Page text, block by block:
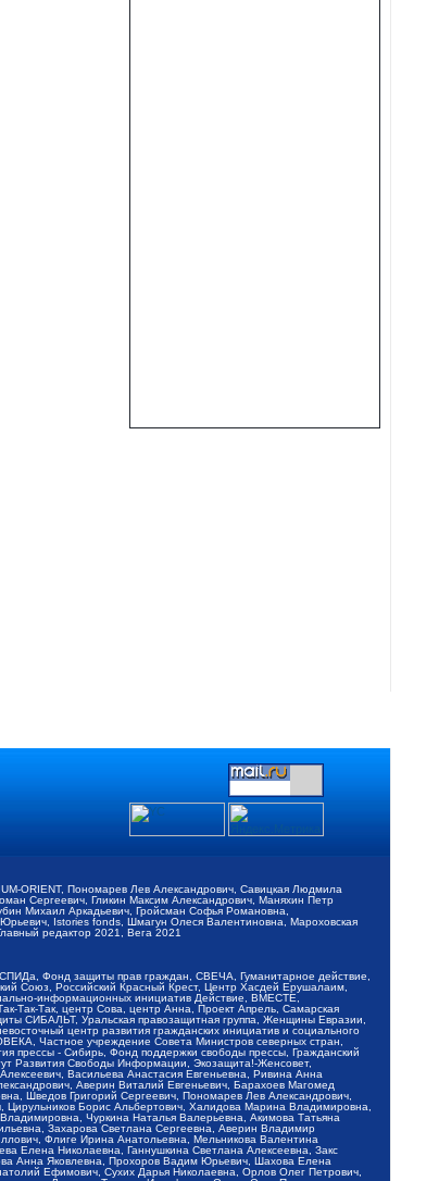
ORIENT, Пономарев Лев Александрович, Савицкая Людмила
Сергеевич, Гликин Максим Александрович, Маняхин Петр
Михаил Аркадьевич, Гройсман Софья Романовна,
Istories fonds, Шмагун Олеся Валентиновна, Мароховская
редактор 2021, Вега 2021
Фонд защиты прав граждан, СВЕЧА, Гуманитарное действие,
Союз, Российский Красный Крест, Центр Хасдей Ерушалаим,
информационных инициатив Действие, ВМЕСТЕ,
Так-Так, центр Сова, центр Анна, Проект Апрель, Самарская
СИБАЛЬТ, Уральская правозащитная группа, Женщины Евразии,
центр развития гражданских инициатив и социального
Частное учреждение Совета Министров северных стран,
прессы - Сибирь, Фонд поддержки свободы прессы, Гражданский
Развития Свободы Информации, Экозащита!-Женсовет,
Васильева Анастасия Евгеньевна, Ривина Анна
Аверин Виталий Евгеньевич, Барахоев Магомед
Шведов Григорий Сергеевич, Пономарев Лев Александрович,
Борис Альбертович, Халидова Марина Владимировна,
Чуркина Наталья Валерьевна, Акимова Татьяна
Захарова Светлана Сергеевна, Аверин Владимир
Флиге Ирина Анатольевна, Мельникова Валентина
Елена Николаевна, Ганнушкина Светлана Алексеевна, Закс
Анна Яковлевна, Прохоров Вадим Юрьевич, Шахова Елена
Ефимович, Сухих Дарья Николаевна, Орлов Олег Петрович,